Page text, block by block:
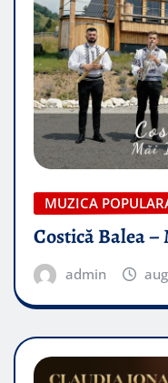
MUZICA
Costică Balea
admin